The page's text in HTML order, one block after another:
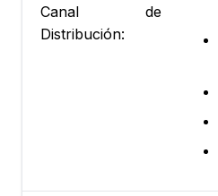
Canal de
Distribución: